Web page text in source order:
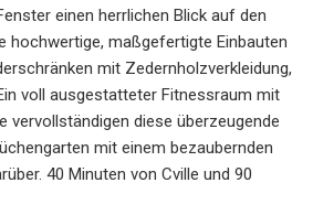
einen herrlichen Blick auf den
hochwertige, maßgefertigte Einbauten
mit Zedernholzverkleidung,
voll ausgestatteter Fitnessraum mit
vervollständigen diese überzeugende
mit einem bezaubernden
40 Minuten von Cville und 90